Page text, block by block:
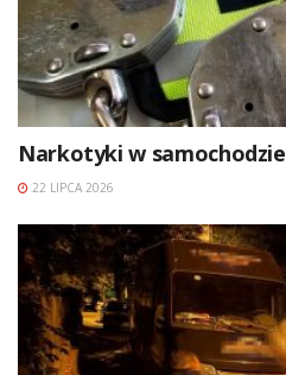
Narkotyki w samochodzie
22 LIPCA 2026